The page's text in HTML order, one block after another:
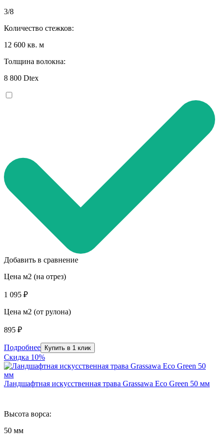
3/8
Количество стежков:
12 600 кв. м
Толщина волокна:
8 800 Dtex
Добавить в сравнение
Цена м2 (на отрез)
1 095 ₽
Цена м2 (от рулона)
895 ₽
Подробнее Купить в 1 клик
Скидка 10%
Ландшафтная искусственная трава Grassawa Eco Green 50 мм
Высота ворса:
50 мм